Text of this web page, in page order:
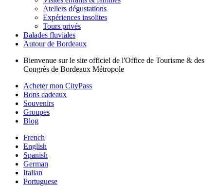
Ateliers dégustations
Expériences insolites
Tours privés
Balades fluviales
Autour de Bordeaux
Bienvenue sur le site officiel de l'Office de Tourisme & des
Congrès de Bordeaux Métropole
Acheter mon CityPass
Bons cadeaux
Souvenirs
Groupes
Blog
French
English
Spanish
German
Italian
Portuguese